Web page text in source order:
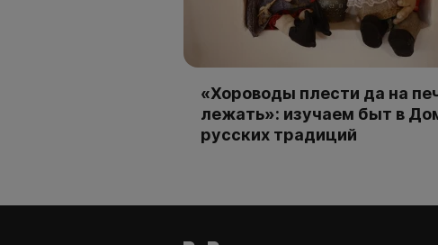
«Хороводы плести да на
лежать»: изучаем быт в
русских традиций